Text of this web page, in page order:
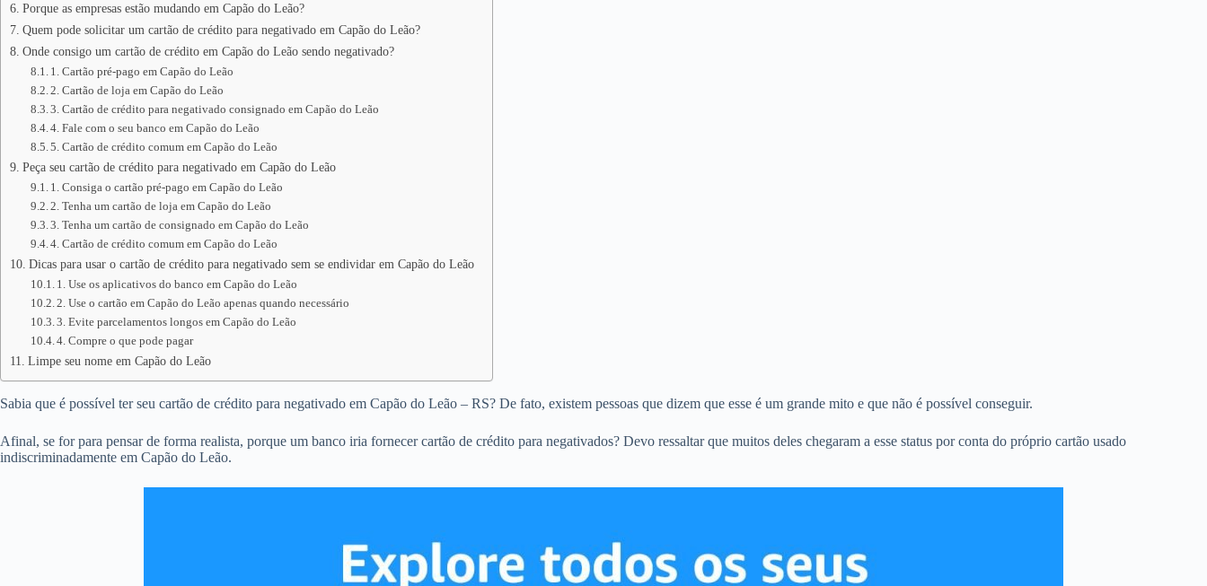
Porque as empresas estão mudando em Capão do Leão?
Quem pode solicitar um cartão de crédito para negativado em Capão do Leão?
Onde consigo um cartão de crédito em Capão do Leão sendo negativado?
1. Cartão pré-pago em Capão do Leão
2. Cartão de loja em Capão do Leão
3. Cartão de crédito para negativado consignado em Capão do Leão
4. Fale com o seu banco em Capão do Leão
5. Cartão de crédito comum em Capão do Leão
Peça seu cartão de crédito para negativado em Capão do Leão
1. Consiga o cartão pré-pago em Capão do Leão
2. Tenha um cartão de loja em Capão do Leão
3. Tenha um cartão de consignado em Capão do Leão
4. Cartão de crédito comum em Capão do Leão
Dicas para usar o cartão de crédito para negativado sem se endividar em Capão do Leão
1. Use os aplicativos do banco em Capão do Leão
2. Use o cartão em Capão do Leão apenas quando necessário
3. Evite parcelamentos longos em Capão do Leão
4. Compre o que pode pagar
Limpe seu nome em Capão do Leão
Sabia que é possível ter seu cartão de crédito para negativado em Capão do Leão – RS? De fato, existem pessoas que dizem que esse é um grande mito e que não é possível conseguir.
Afinal, se for para pensar de forma realista, porque um banco iria fornecer cartão de crédito para negativados? Devo ressaltar que muitos deles chegaram a esse status por conta do próprio cartão usado
indiscriminadamente em Capão do Leão.